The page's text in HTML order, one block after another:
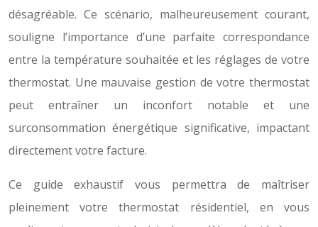
désagréable. Ce scénario, malheureusement courant,
souligne l’importance d’une parfaite correspondance
entre la température souhaitée et les réglages de votre
thermostat. Une mauvaise gestion de votre thermostat
peut entraîner un inconfort notable et une
surconsommation énergétique significative, impactant
directement votre facture.
Ce guide exhaustif vous permettra de maîtriser
pleinement votre thermostat résidentiel, en vous